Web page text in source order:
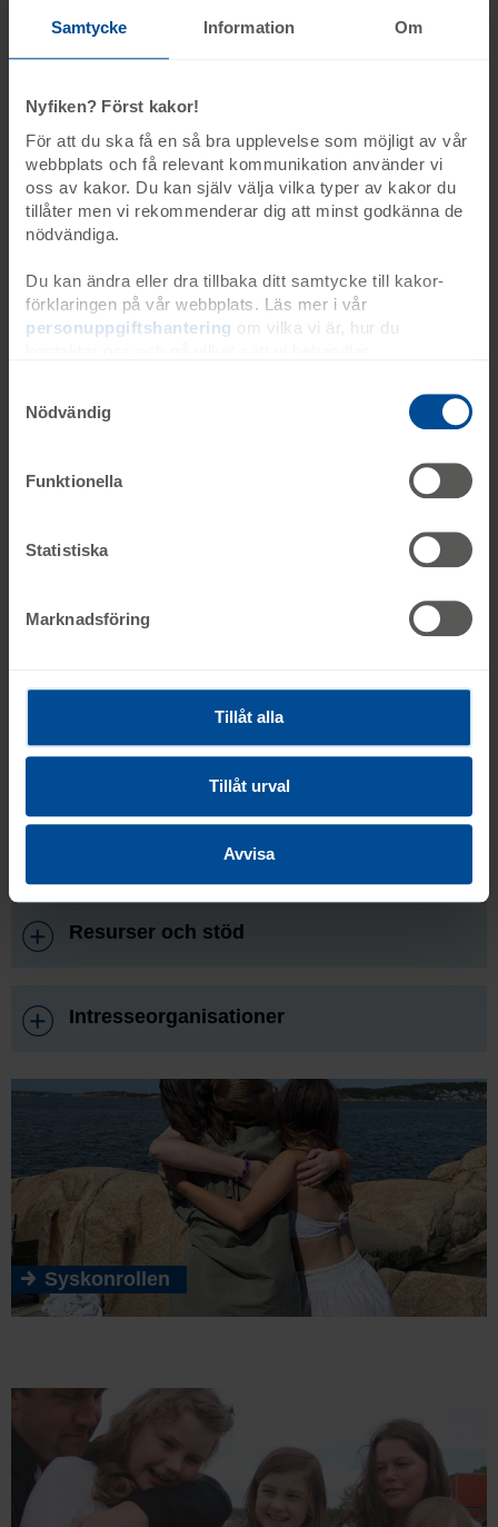
Samtycke Information Om
Nyfiken? Först kakor!
För att du ska få en så bra upplevelse som möjligt av vår
webbplats och få relevant kommunikation använder vi
oss av kakor. Du kan själv välja vilka typer av kakor du
tillåter men vi rekommenderar dig att minst godkänna de
nödvändiga.
Du kan ändra eller dra tillbaka ditt samtycke till kakor-
förklaringen på vår webbplats. Läs mer i vår
personuppgiftshantering om vilka vi är, hur du
när du kontaktade oss gällande ditt samtycke. Du kan
även själv ändra ditt samtycke direkt genom att klicka på
Nödvändig
Funktionella
Statistiska
Marknadsföring
Tillåt alla
Tillåt urval
Avvisa
26 februari 2027
Ansök
Sista ansökningsdag 22 november
Williams syndrom
Williams syndrom
24 februari 2027
Via streaming
Sista anmälningsdag 21 februari
Informationstexter
Resurser och stöd
Intresseorganisationer
Syskonrollen